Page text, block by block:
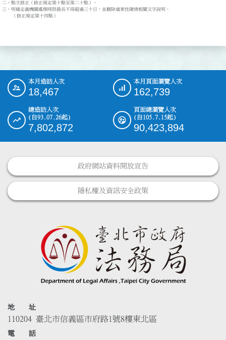
二、點次修正（修正規定第十點至第二十點）。
三、明確定義機關處理時限最長不得超過三十日，並刪除通案性陳情相關文字說明。
::: 本月造訪人次
18,467
本月頁面瀏覽人次
162,739
總造訪人次
(自93.07.26起)
7,802,872
頁面總瀏覽人次
(自105.7.15起)
90,423,894
政府網站資料開放宣告
隱私權及資訊安全政策
地 址
110204 臺北市信義區市府路1號8樓東北區
電 話